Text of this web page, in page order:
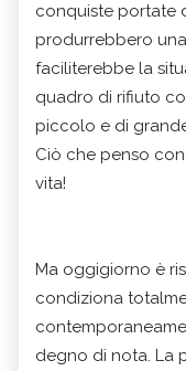
conquiste portate
produrrebbero
faciliterebbe la
quadro di rifiuto
piccolo e di
Ciò che penso
vita!
Ma oggigiorno è
condiziona
degno di nota. La